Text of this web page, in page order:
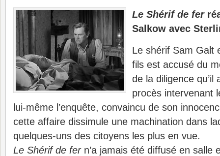
Le Shérif de fer
Salkow avec
Le shérif Sam Galt
fils est accusé du
de la diligence
procès intervenant
lui-même l’enquête, convaincu de son
cette affaire dissimule une machination dans
quelques-uns des citoyens les plus en vue.
Le Shérif de fern’a jamais été diffusé en salle